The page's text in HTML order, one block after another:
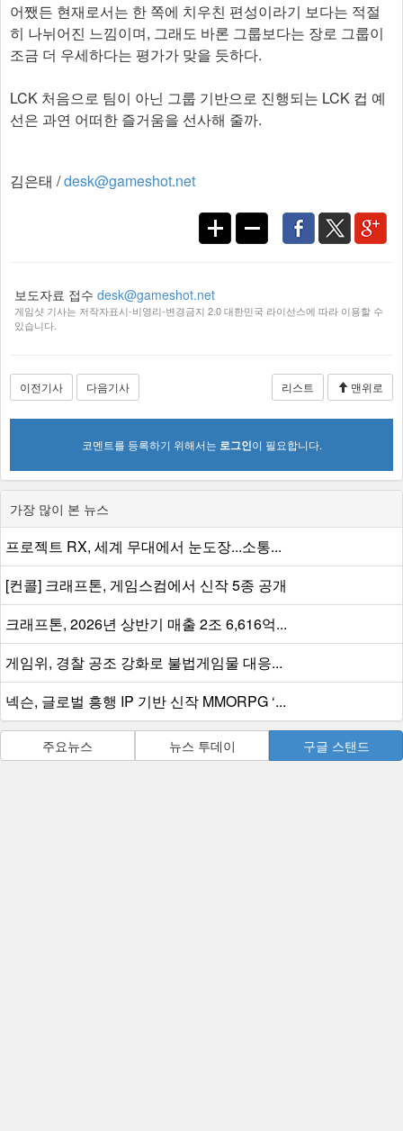
어쨌든 현재로서는 한 쪽에 치우친 편성이라기 보다는 적절
히 나뉘어진 느낌이며, 그래도 바론 그룹보다는 장로 그룹이
조금 더 우세하다는 평가가 맞을 듯하다.
LCK 처음으로 팀이 아닌 그룹 기반으로 진행되는 LCK 컵 예
선은 과연 어떠한 즐거움을 선사해 줄까.
김은태 /desk@gameshot.net
보도자료 접수 desk@gameshot.net
게임샷 기사는 저작자표시-비영리-변경금지 2.0 대한민국 라이선스에 따라 이용할 수
있습니다.
이전기사 다음기사 리스트 맨위로
코멘트를 등록하기 위해서는 로그인이 필요합니다.
가장 많이 본 뉴스
프로젝트 RX, 세계 무대에서 눈도장...소통...
[컨콜] 크래프톤, 게임스컴에서 신작 5종 공개
크래프톤, 2026년 상반기 매출 2조 6,616억...
게임위, 경찰 공조 강화로 불법게임물 대응...
넥슨, 글로벌 흥행 IP 기반 신작 MMORPG ‘...
주요뉴스 뉴스 투데이 구글 스탠드